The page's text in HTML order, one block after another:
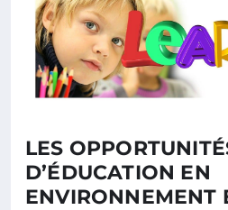
LES
D’ÉDUCATION EN
ENVIRONNEMENT